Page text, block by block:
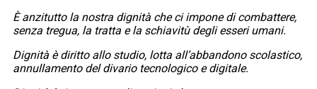
È anzitutto la nostra dignità che ci impone di combattere,
senza tregua, la tratta e la schiavitù degli esseri umani.
Dignità è diritto allo studio, lotta all’abbandono scolastico,
annullamento del divario tecnologico e digitale.